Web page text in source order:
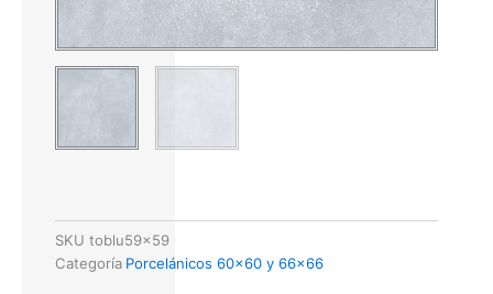
SKU toblu59x59
Categoría Porcelánicos 60x60 y 66x66